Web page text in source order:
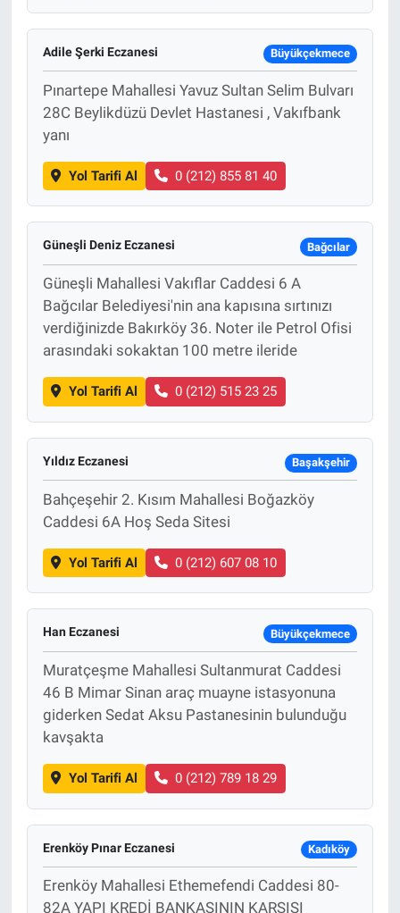
Adile Şerki Eczanesi Büyükçekmece
Pınartepe Mahallesi Yavuz Sultan Selim Bulvarı
28C Beylikdüzü Devlet Hastanesi , Vakıfbank
yanı
Yol Tarifi Al 0 (212) 855 81 40
Güneşli Deniz Eczanesi Bağcılar
Güneşli Mahallesi Vakıflar Caddesi 6 A
Bağcılar Belediyesi'nin ana kapısına sırtınızı
verdiğinizde Bakırköy 36. Noter ile Petrol Ofisi
arasındaki sokaktan 100 metre ileride
Yol Tarifi Al 0 (212) 515 23 25
Yıldız Eczanesi Başakşehir
Bahçeşehir 2. Kısım Mahallesi Boğazköy
Caddesi 6A Hoş Seda Sitesi
Yol Tarifi Al 0 (212) 607 08 10
Han Eczanesi Büyükçekmece
Muratçeşme Mahallesi Sultanmurat Caddesi
46 B Mimar Sinan araç muayne istasyonuna
giderken Sedat Aksu Pastanesinin bulunduğu
kavşakta
Yol Tarifi Al 0 (212) 789 18 29
Erenköy Pınar Eczanesi Kadıköy
Erenköy Mahallesi Ethemefendi Caddesi 80-
82A YAPI KREDİ BANKASININ KARŞISI